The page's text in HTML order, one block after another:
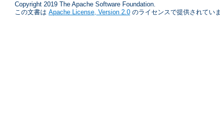
Copyright 2019 The Apache Software Foundation.
この文書は Apache License, Version 2.0 のライセンスで提供されてい